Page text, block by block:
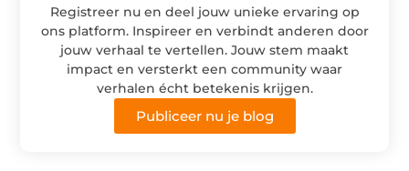
Registreer nu en deel jouw unieke ervaring op
ons platform. Inspireer en verbindt anderen door
jouw verhaal te vertellen. Jouw stem maakt
impact en versterkt een community waar
verhalen écht betekenis krijgen.
Publiceer nu je blog